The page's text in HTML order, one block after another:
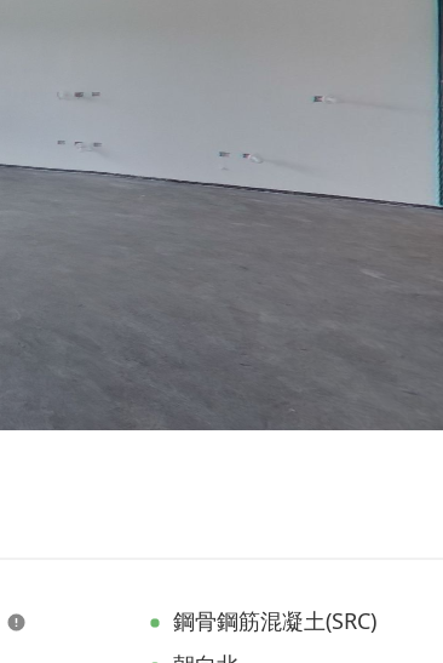
鋼骨鋼筋混凝土(SRC)